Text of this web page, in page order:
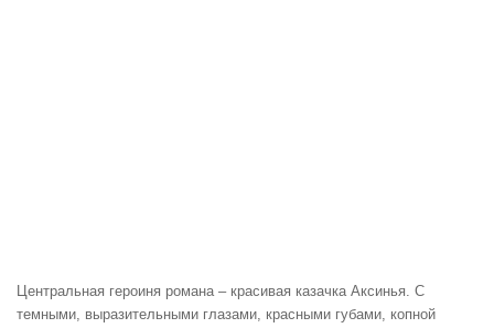
Центральная героиня романа – красивая казачка Аксинья. С
темными, выразительными глазами, красными губами, копной